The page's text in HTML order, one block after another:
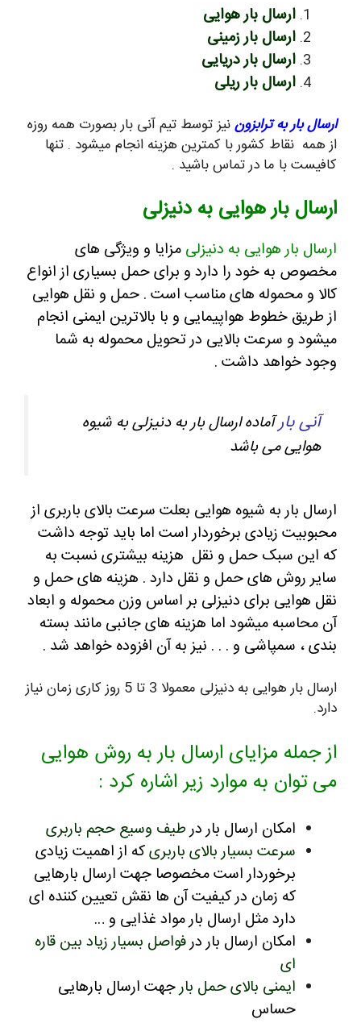
ارسال بار هوایی
ارسال بار زمینی
ارسال بار دریایی
ارسال بار ریلی
ارسال بار به ترابزوننیز توسط تیم آنی بار بصورت همه روزه
از همه نقاط کشور با کمترین هزینه انجام میشود . تنها
کافیست با ما در تماس باشید .
ارسال بار هوایی به دنیزلی
ارسال بار هوایی به دنیزلی مزایا و ویژگی های
مخصوص به خود را دارد و برای حمل بسیاری از انواع
کالا و محموله های مناسب است . حمل و نقل هوایی
از طریق خطوط هواپیمایی و با بالاترین ایمنی انجام
میشود و سرعت بالایی در تحویل محموله به شما
وجود خواهد داشت .
آنی بارآماده ارسال بار به دنیزلی به شیوه
هوایی می باشد
ارسال بار به شیوه هوایی بعلت سرعت بالای باربری از
محبوبیت زیادی برخوردار است اما باید توجه داشت
که این سبک حمل و نقل هزینه بیشتری نسبت به
سایر روش های حمل و نقل دارد . هزینه های حمل و
نقل هوایی برای دنیزلی بر اساس وزن محموله و ابعاد
آن محاسبه میشود اما هزینه های جانبی مانند بسته
بندی ، سمپاشی و . . . نیز به آن افزوده خواهد شد .
ارسال بار هوایی به دنیزلی معمولا 3 تا 5 روز کاری زمان نیاز
دارد.
از جمله مزایای ارسال بار به روش هوایی
می توان به موارد زیر اشاره کرد :
امکان ارسال بار درطیف وسیع حجم باربری
سرعت بسیار بالای باربریکه از اهمیت زیادی
برخوردار است مخصوصا جهت ارسال بارهایی
که زمان در کیفیت آن ها نقش تعیین کننده ای
دارد مثل ارسال بار مواد غذایی و …
امکان ارسال بار درفواصل بسیار زیاد بین قاره
ای
ایمنی بالای حمل بارجهت ارسال بارهایی
حساس